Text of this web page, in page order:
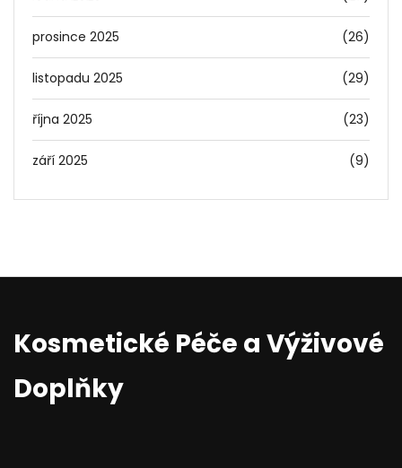
prosince 2025 (26)
listopadu 2025 (29)
října 2025 (23)
září 2025 (9)
Kosmetické Péče a Výživové
Doplňky